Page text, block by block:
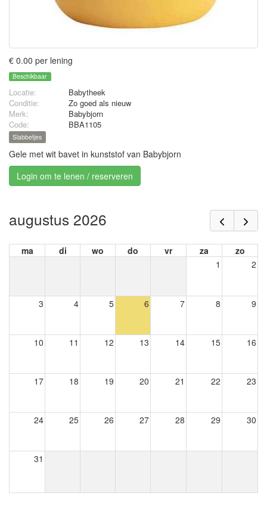
€ 0.00 per lening
Beschikbaar
Locatie:
Babytheek
Conditie:
Zo goed als nieuw
Merk:
Babybjorn
Code:
BBA1105
Slabbetjes
Gele met wit bavet in kunststof van Babybjorn
Login om te lenen / reserveren
augustus 2026
ma di wo do vr za
zo
1
2
3 4 5 6 7 8 9
10 11 12 13 14 15 16
17 18 19 20 21 22 23
24 25 26 27 28 29 30
31